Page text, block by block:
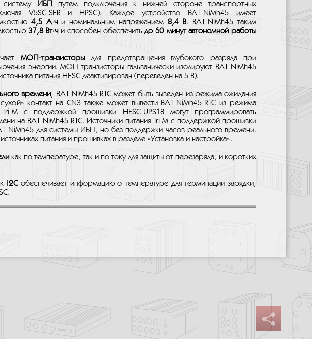
систему ИБП
путем подключения к нижней стороне транспортных
V5SC-SER и HPSC). Каждое устройство BAT-NiMh45 имеет
4,5 A·чи номинальным напряжением 8,4 В. BAT-NiMh45 таким
37,8 Вт·чи способен обеспечитьдо 60 минут автономной работы
МОП-транзисторыдля предотвращения глубокого разряда при
энергии. МОП-транзисторы гальванически изолируют BAT-NiMh45
питания HESC деактивирован (переведен на 5 В).
времени, BAT-NiMh45-RTC может быть выведен из режима ожидания
контакт на CN3 также может вывести BAT-NiMh45-RTC из режима
M с поддержкой прошивки HESC-UPS18 могут программировать
на BAT-NiMh45-RTC. Источники питания Tri-M с поддержкой прошивки
NiMh45 для системы ИБП, но без поддержки часов реального времени.
питания и прошивках в разделе «Установка и настройка».
как по температуре, так и по току для защиты от перезаряда, и коротких
I2Cобеспечивает информацию о температуре для терминации зарядки,